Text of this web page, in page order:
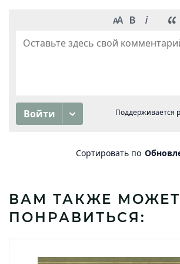
ВАМ ТАКЖЕ МОЖЕТ
ПОНРАВИТЬСЯ: